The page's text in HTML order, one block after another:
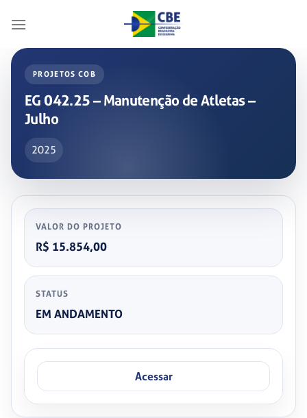
PROJETOS COB
EG 042.25 – Manutenção de Atletas –
Julho
2025
VALOR DO PROJETO
R$ 15.854,00
STATUS
EM ANDAMENTO
Acessar